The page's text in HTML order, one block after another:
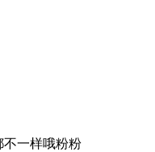
不一样哦粉粉